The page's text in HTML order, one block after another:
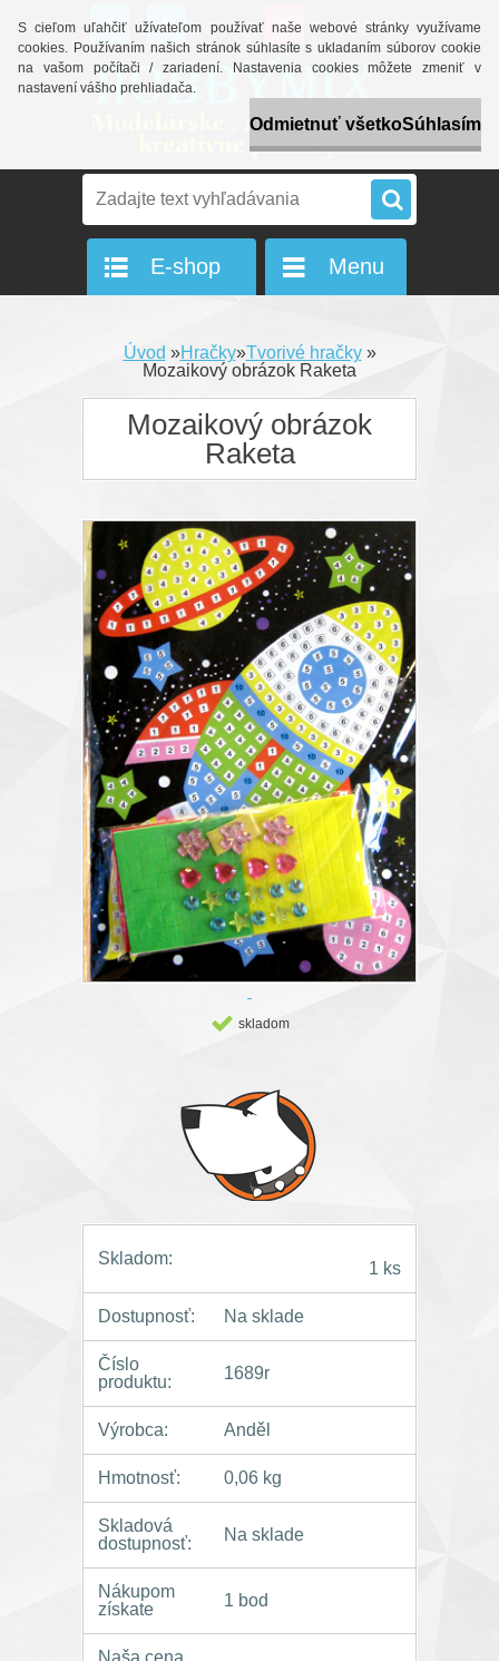
S cieľom uľahčiť užívateľom používať naše webové stránky využívame
cookies. Používaním našich stránok súhlasíte s ukladaním súborov cookie
na vašom počítači / zariadení. Nastavenia cookies môžete zmeniť v
nastavení vášho prehliadača.
Odmietnuť všetkoSúhlasím
0 ks / 0,00 Eur
E-shop Menu
Úvod »Hračky»Tvorivé hračky »
Mozaikový obrázok Raketa
Mozaikový obrázok
Raketa
skladom
Skladom:
1 ks
Dostupnosť: Na sklade
Číslo
produktu:
1689r
Výrobca: Anděl
Hmotnosť: 0,06 kg
Skladová
dostupnosť:
Na sklade
Nákupom
získate
1 bod
Naša cena